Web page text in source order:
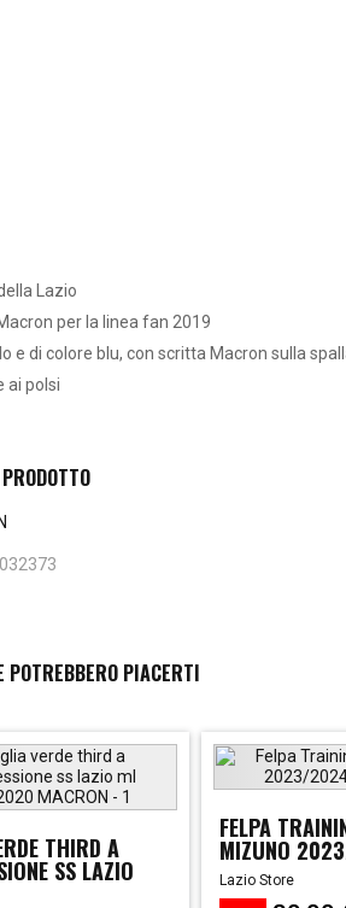
Lazio
per la linea fan 2019
e di colore blu, con scritta Macron sulla
ai polsi
POTREBBERO PIACERTI
THIRD A
SS LAZIO
FELPA
MIZUNO
Lazio Store